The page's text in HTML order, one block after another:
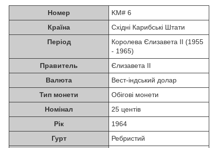
Номер
KM# 6
Країна
Східні Карибські Штати
Період
Королева Єлизавета II (1955
- 1965)
Правитель
Єлизавета II
Валюта
Вест-індський долар
Тип монети
Обігові монети
Номінал
25 центів
Рік
1964
Гурт
Ребристий